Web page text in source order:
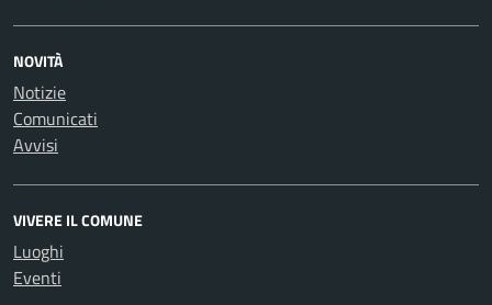
NOVITÀ
Notizie
Comunicati
Avvisi
VIVERE IL COMUNE
Luoghi
Eventi